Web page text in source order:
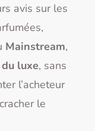
avis sur les
Mainstream,
du luxe, sans
l’acheteur
le